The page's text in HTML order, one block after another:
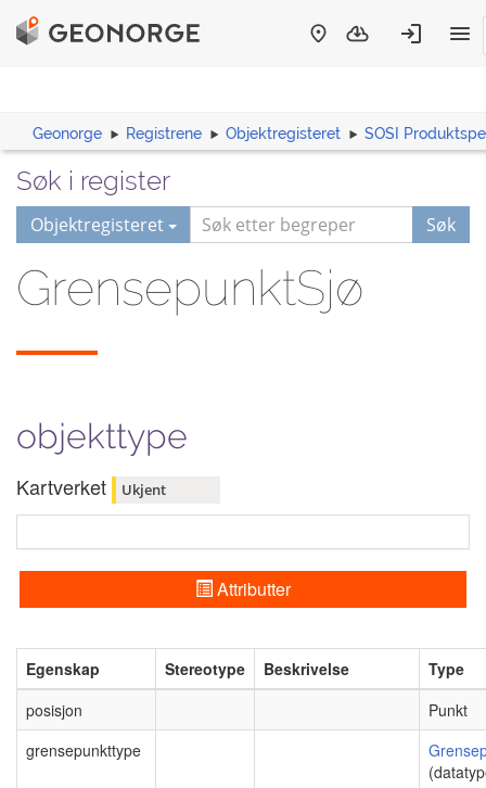
Geonorge Registrene Objektregisteret SOSI
Søk i register
Objektregisteret Søk
GrensepunktSjø
objekttype
Kartverket Ukjent
Attributter
Egenskap Stereotype Beskrivelse
Type
posisjon
Punkt
grensepunkttype